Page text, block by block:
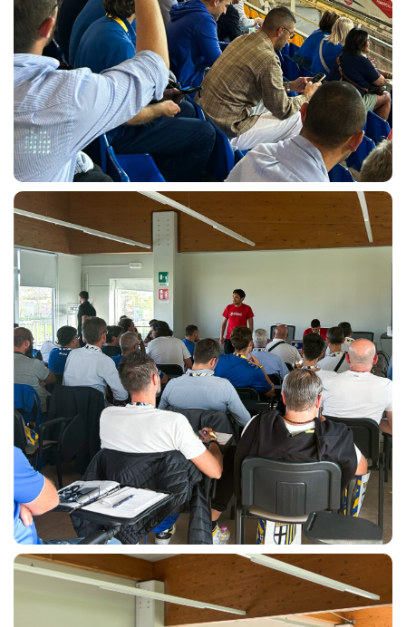
abilitato
ACCETTA E SALVA